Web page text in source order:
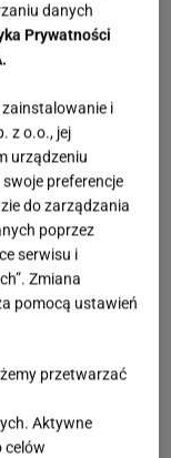
o śladzie
już passe.
wady
lata były
coraz
uwagę na ich
dużo
małych
wielu
danych
Prywatności
zainstalowanie i
z o.o., jej
urządzeniu
preferencje
do zarządzania
poprzez
serwisu i
Zmiana
pomocą ustawień
przetwarzać
Aktywne
celów